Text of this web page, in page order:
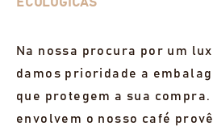
Na nossa procura por um
damos prioridade a
que protegem a sua
envolvem o nosso café